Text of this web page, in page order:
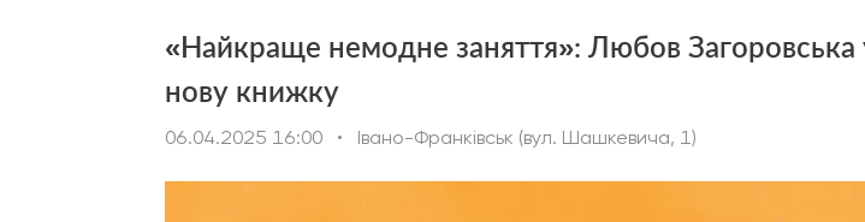
«Найкраще немодне заняття»: Любов Загоровська
нову книжку
06.04.2025 16:00 • Івано-Франківськ (вул. Шашкевича, 1)